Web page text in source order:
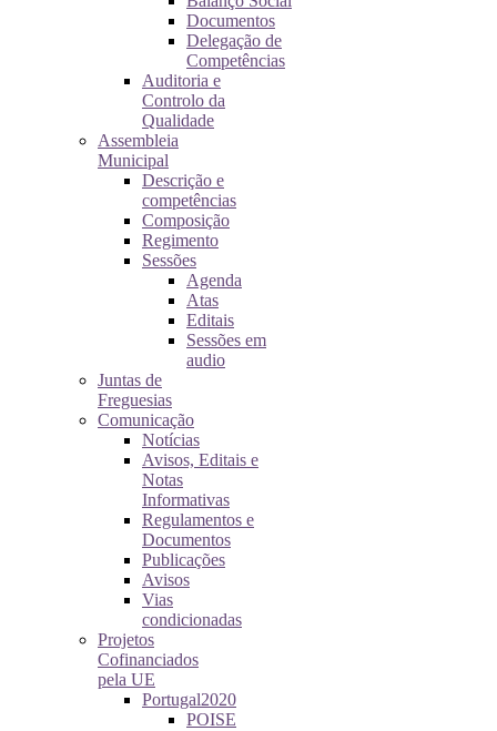
Documentos
Delegação de
Competências
Auditoria e
Controlo da
Qualidade
Assembleia
Municipal
Descrição e
competências
Composição
Regimento
Sessões
Agenda
Atas
Editais
Sessões em
audio
Juntas de
Freguesias
Comunicação
Notícias
Avisos, Editais e
Notas
Informativas
Regulamentos e
Documentos
Publicações
Avisos
Vias
condicionadas
Projetos
Cofinanciados
pela UE
Portugal2020
POISE